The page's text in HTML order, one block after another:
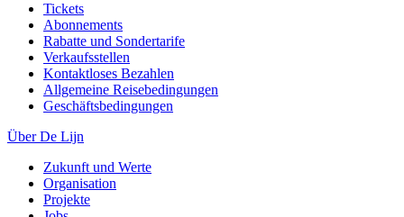
Tickets
Abonnements
Rabatte und Sondertarife
Verkaufsstellen
Kontaktloses Bezahlen
Allgemeine Reisebedingungen
Geschäftsbedingungen
Über De Lijn
Zukunft und Werte
Organisation
Projekte